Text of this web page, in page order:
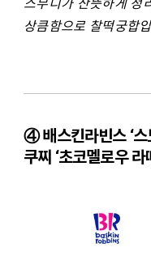
스무디가 산뜻하게 정
상큼함으로 찰떡궁합
④ 배스킨라빈스 ‘스
쿠찌 ‘초코멜로우 라